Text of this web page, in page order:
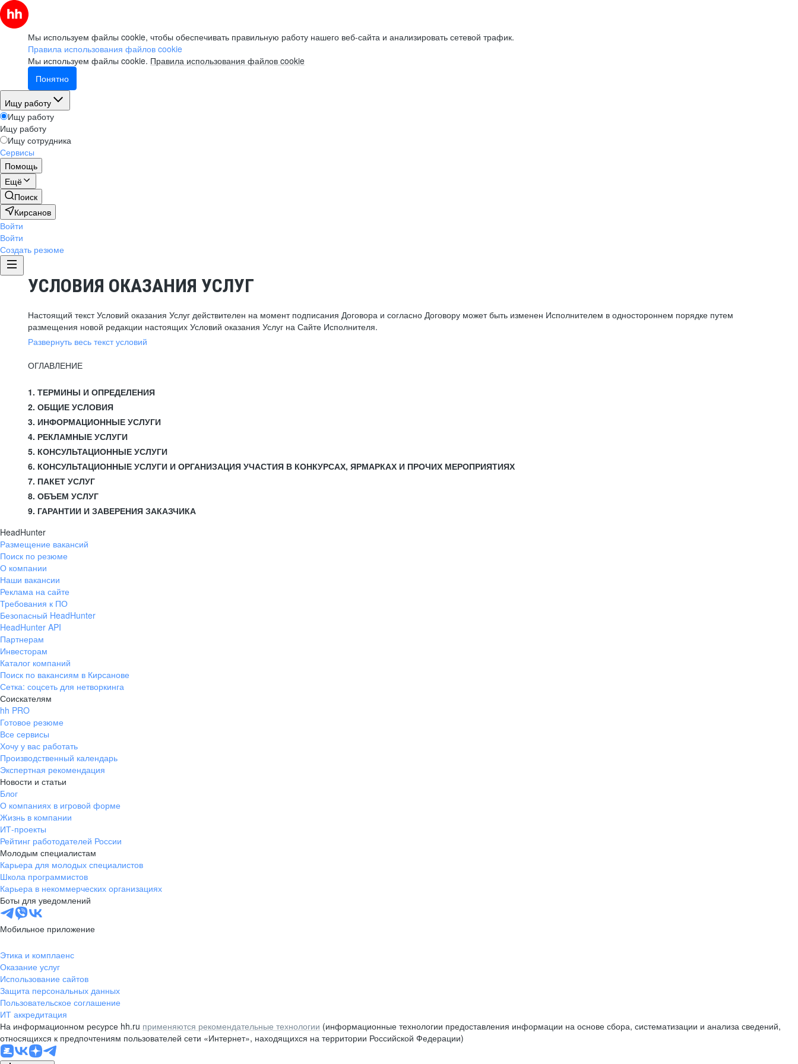
Мы используем файлы cookie, чтобы обеспечивать правильную работу нашего веб-сайта и анализировать сетевой трафик.
Правила использования файлов cookie
Мы используем файлы cookie. Правила использования файлов cookie
Понятно
Ищу работу
Ищу работу
Ищу работу
Ищу сотрудника
Сервисы
Помощь
Ещё
Поиск
Кирсанов
Войти
Войти
Создать резюме
УСЛОВИЯ ОКАЗАНИЯ УСЛУГ
Настоящий текст Условий оказания Услуг действителен на момент подписания Договора и согласно Договору может быть изменен Исполнителем в одностороннем порядке путем
размещения новой редакции настоящих Условий оказания Услуг на Сайте Исполнителя.
Развернуть весь текст условий
ОГЛАВЛЕНИЕ
1. ТЕРМИНЫ И ОПРЕДЕЛЕНИЯ
2. ОБЩИЕ УСЛОВИЯ
3. ИНФОРМАЦИОННЫЕ УСЛУГИ
4. РЕКЛАМНЫЕ УСЛУГИ
5. КОНСУЛЬТАЦИОННЫЕ УСЛУГИ
6. КОНСУЛЬТАЦИОННЫЕ УСЛУГИ И ОРГАНИЗАЦИЯ УЧАСТИЯ В КОНКУРСАХ, ЯРМАРКАХ И ПРОЧИХ МЕРОПРИЯТИЯХ
7. ПАКЕТ УСЛУГ
8. ОБЪЕМ УСЛУГ
9. ГАРАНТИИ И ЗАВЕРЕНИЯ ЗАКАЗЧИКА
HeadHunter
Размещение вакансий
Поиск по резюме
О компании
Наши вакансии
Реклама на сайте
Требования к ПО
Безопасный HeadHunter
HeadHunter API
Партнерам
Инвесторам
Каталог компаний
Поиск по вакансиям в Кирсанове
Сетка: соцсеть для нетворкинга
Соискателям
hh PRO
Готовое резюме
Все сервисы
Хочу у вас работать
Производственный календарь
Экспертная рекомендация
Новости и статьи
Блог
О компаниях в игровой форме
Жизнь в компании
ИТ-проекты
Рейтинг работодателей России
Молодым специалистам
Карьера для молодых специалистов
Школа программистов
Карьера в некоммерческих организациях
Боты для уведомлений
Мобильное приложение
Этика и комплаенс
Оказание услуг
Использование сайтов
Защита персональных данных
Пользовательское соглашение
ИТ аккредитация
На информационном ресурсе hh.ru применяются рекомендательные технологии (информационные технологии предоставления информации на основе сбора, систематизации и анализа сведений,
относящихся к предпочтениям пользователей сети «Интернет», находящихся на территории Российской Федерации)